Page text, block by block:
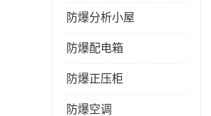
防爆分析小屋
防爆配电箱
防爆正压柜
防爆空调